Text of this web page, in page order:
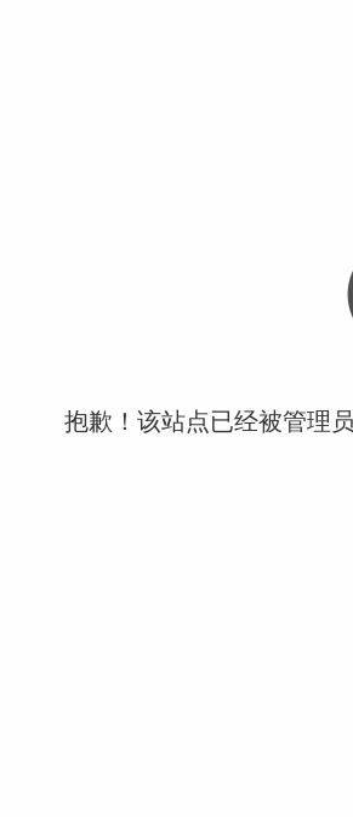
抱歉！该站点已经被管理